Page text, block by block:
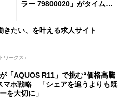
ラー 79800020」がタイムセ
きたい、を叶える求人サイト
ワークス）
「AQUOS R11」で挑む“価格高騰
マホ戦略 「シェアを追うよりも既
を大切に」